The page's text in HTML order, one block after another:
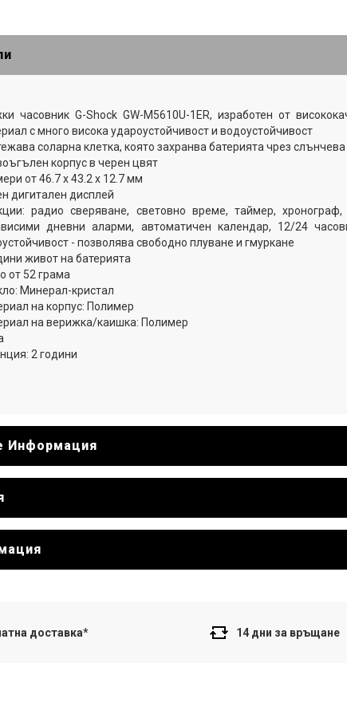
часовник G-Shock GW-M5610U-1ER, изработен от
с много висока удароустойчивост и водоустойчивост
соларна клетка, която захранва батерията чрез слънчева
корпус в черен цвят
от 46.7 x 43.2 x 12.7 мм
дигитален дисплей
радио сверяване, световно време, таймер, хронограф,
дневни аларми, автоматичен календар, 12/24
- позволява свободно плуване и гмуркане
живот на батерията
от 52 грама
Минерал-кристал
на корпус: Полимер
на верижка/каишка: Полимер
2 години
Информация
доставка* 14 дни за връщане